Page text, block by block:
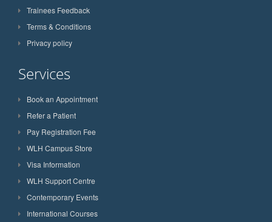
Trainees Feedback
Terms & Conditions
Privacy policy
Services
Book an Appointment
Refer a Patient
Pay Registration Fee
WLH Campus Store
Visa Information
WLH Support Centre
Contemporary Events
International Courses